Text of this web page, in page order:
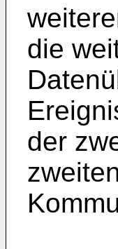
die
der